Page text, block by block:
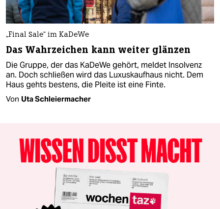
„Final Sale“ im KaDeWe
Das Wahrzeichen kann weiter glänzen
Die Gruppe, der das KaDeWe gehört, meldet Insolvenz
an. Doch schließen wird das Luxuskaufhaus nicht. Dem
Haus gehts bestens, die Pleite ist eine Finte.
Von Uta Schleiermacher